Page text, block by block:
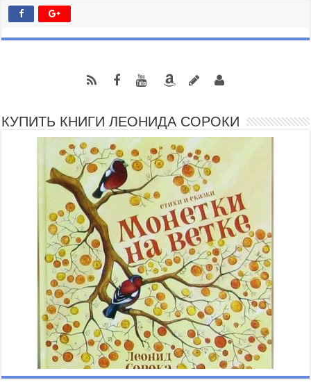
КУПИТЬ КНИГИ ЛЕОНИДА СОРОКИ